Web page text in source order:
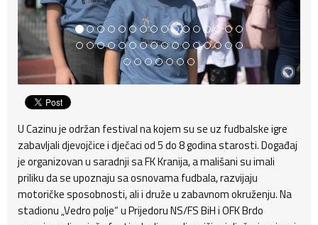
U Cazinu je održan festival na kojem su se uz fudbalske igre
zabavljali djevojčice i dječaci od 5 do 8 godina starosti. Događaj
je organizovan u saradnji sa FK Kranija, a mališani su imali
priliku da se upoznaju sa osnovama fudbala, razvijaju
motoričke sposobnosti, ali i druže u zabavnom okruženju. Na
stadionu „Vedro polje“ u Prijedoru NS/FS BiH i OFK Brdo